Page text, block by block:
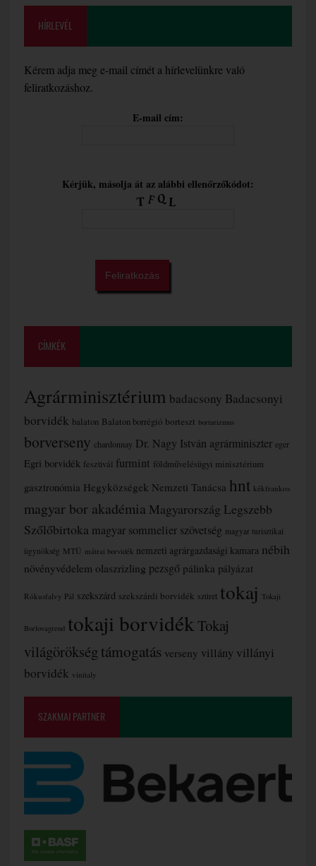
HÍRLEVÉL
Kérem adja meg e-mail címét a hírlevelünkre való
feliratkozáshoz.
E-mail cím:
Kérjük, másolja át az alábbi ellenőrzőkódot:
CÍMKÉK
Agrárminisztérium badacsony Badacsonyi
borvidék balaton Balaton borrégió borteszt borturizmus
borverseny chardonnay Dr. Nagy István agrárminiszter eger
Egri borvidék fesztivál furmint földművelésügyi minisztérium
gasztronómia Hegyközségek Nemzeti Tanácsa hnt kékfrankos
magyar bor akadémia Magyarország Legszebb
Szőlőbirtoka magyar sommelier szövetség magyar turisztikai
ügynökség MTÜ mátrai borvidék nemzeti agrárgazdasági kamara nébih
növényvédelem olaszrizling pezsgő pálinka pályázat
Rókusfalvy Pál szekszárd szekszárdi borvidék szüret tokaj Tokaji
Borlovagrend tokaji borvidékTokaj
világörökségtámogatás verseny villány villányi
borvidék vinitaly
SZAKMAI PARTNER